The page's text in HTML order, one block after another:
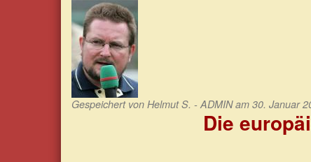
Gespeichert von Helmut S. - ADMINam 30. Januar
Die